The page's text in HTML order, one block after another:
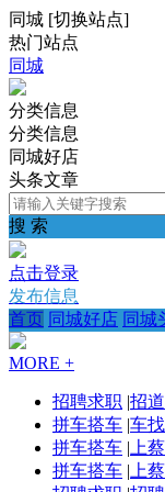
同城 [切换站点]
热门站点
同城
分类信息
分类信息
同城好店
头条文章
搜 索
点击登录
发布信息
首页 同城好店 同城
MORE +
招聘求职 |招
拼车搭车 |车
拼车搭车 | 上
拼车搭车 | 上